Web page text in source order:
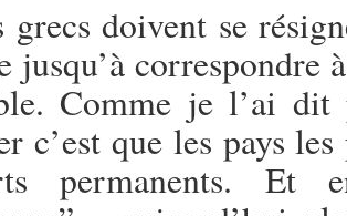
grecs doivent se
jusqu’à correspondre
Comme je l’ai
c’est que les pays
permanents. Et